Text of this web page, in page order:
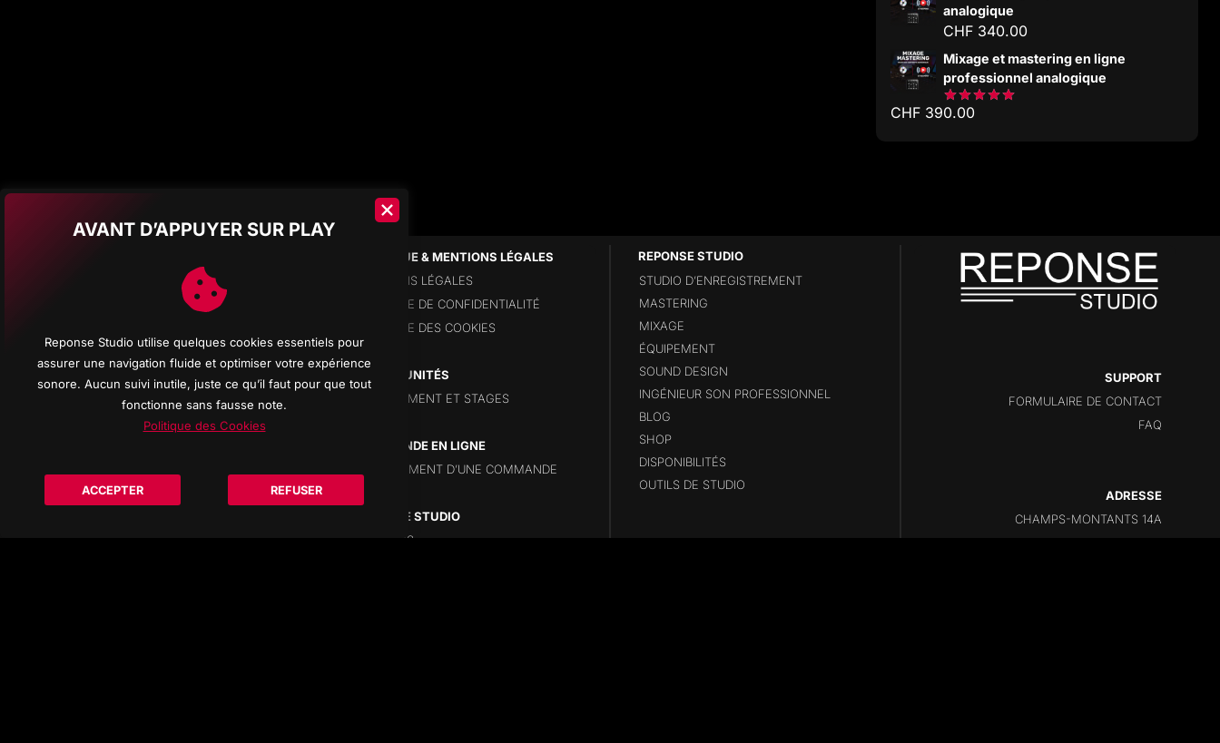
analogique
CHF340.00
Mixage et mastering en ligne
professionnel analogique
Note
CHF390.00
POLITIQUE & MENTIONS LÉGALES
MENTIONS LÉGALES
POLITIQUE DE CONFIDENTIALITÉ
POLITIQUE DES COOKIES
OPPORTUNITÉS
RECRUTEMENT ET STAGES
COMMANDE EN LIGNE
DÉROULEMENT D’UNE COMMANDE
REPONSE STUDIO
À PROPOS
STUDIO D’ENREGISTREMENT
MASTERING
MIXAGE
ÉQUIPEMENT
SOUND DESIGN
INGÉNIEUR SON PROFESSIONNEL
BLOG
SHOP
DISPONIBILITÉS
OUTILS DE STUDIO
SUPPORT
FORMULAIRE DE CONTACT
FAQ
ADRESSE
CHAMPS-MONTANTS 14A
AVANT D’APPUYER SUR PLAY
Reponse Studio utilise quelques cookies essentiels pour
assurer une navigation fluide et optimiser votre expérience
sonore. Aucun suivi inutile, juste ce qu’il faut pour que tout
fonctionne sans fausse note.
Politique des Cookies
ACCEPTER REFUSER